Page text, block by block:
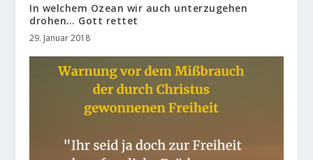
In welchem Ozean wir auch unterzugehen
drohen… Gott rettet
29. Januar 2018